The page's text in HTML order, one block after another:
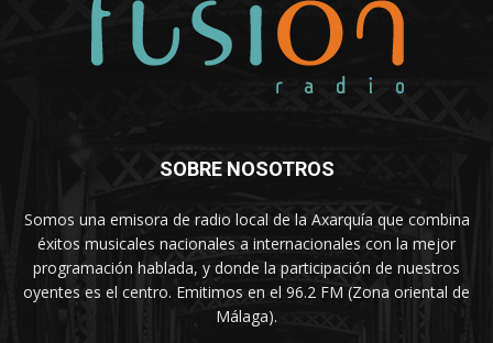
SOBRE NOSOTROS
Somos una emisora de radio local de la Axarquía que combina
éxitos musicales nacionales a internacionales con la mejor
programación hablada, y donde la participación de nuestros
oyentes es el centro. Emitimos en el 96.2 FM (Zona oriental de
Málaga).